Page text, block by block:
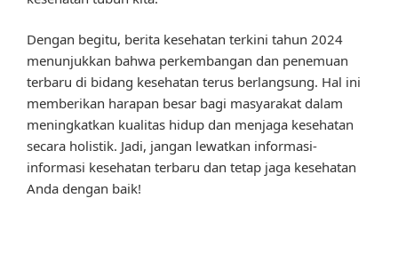
Dengan begitu, berita kesehatan terkini tahun 2024
menunjukkan bahwa perkembangan dan penemuan
terbaru di bidang kesehatan terus berlangsung. Hal ini
memberikan harapan besar bagi masyarakat dalam
meningkatkan kualitas hidup dan menjaga kesehatan
secara holistik. Jadi, jangan lewatkan informasi-
informasi kesehatan terbaru dan tetap jaga kesehatan
Anda dengan baik!